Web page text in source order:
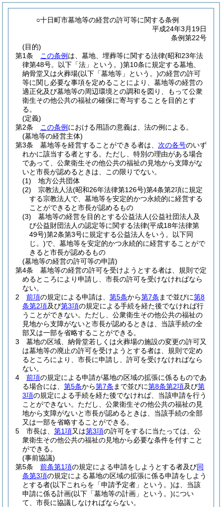
○十日町市墓地等の経営の許可等に関する条例
平成24年3月19日
条例第22号
(目的)
第1条
この条例 は、墓地、埋葬等に関する法律(昭和23年法
律第48号。以下「法」という。)第10条に規定する墓地、
納骨堂又は火葬場(以下「墓地等」という。)の経営の許可
等に関し必要な事項を定めることにより、墓地等の経営の
適正化及び墓地等の周辺環境との調和を図り、もって公衆
衛生その他公共の福祉の確保に寄与することを目的とす
る。
(定義)
第2条
この条例 における用語の意義は、法の例による。
(墓地等の経営主体)
第3条
墓地等を経営することができる者は、 次の各号のいず
れかに該当する者とする。 ただし、特別の理由がある場合
であって、公衆衛生その他公共の福祉の見地から支障がな
いと市長が認めるときは、この限りでない。
(1)
地方公共団体
(2)
宗教法人法(昭和26年法律第126号)第4条第2項に規定
する宗教法人で、墓地等を安定的かつ永続的に経営する
ことができると市長が認めるもの
(3)
墓地等の経営を目的とする公益法人(公益社団法人及
び公益財団法人の認定等に関する法律(平成18年法律第
49号)第2条第3号に規定する公益法人をいう。以下同
じ。)で、墓地等を安定的かつ永続的に経営することがで
きると市長が認めるもの
(墓地等の経営の許可等の申請)
第4条
墓地等の経営の許可を受けようとする者は、規則で定
めるところにより申請し、市長の許可を受けなければなら
ない。
2
前項の規定による申請は、 第5条から第7条 まで並びに第8
条第2項及び第3項の規定による手続を経た後でなければ行
うことができない。 ただし、公衆衛生その他公共の福祉の
見地から支障がないと市長が認めるときは、当該手続の全
部又は一部を省略することができる。
3
墓地の区域、納骨堂若しくは火葬場の施設の変更の許可又
は墓地等の廃止の許可を受けようとする者は、規則で定め
るところにより、市長に申請し、許可を受けなければなら
ない。
4
前項の規定による申請が墓地の区域の拡張に係るものであ
る場合には、 第5条から第7条 まで並びに第8条第2項及び第
3項の規定による手続を経た後でなければ、当該申請を行う
ことができない。 ただし、公衆衛生その他公共の福祉の見
地から支障がないと市長が認めるときは、当該手続の全部
又は一部を省略することができる。
5
市長は、 第1項又は第3項の許可をするに当たっては、公
衆衛生その他公共の福祉の見地から必要な条件を付すこと
ができる。
(事前協議)
第5条
前条第1項の規定による申請をしようとする者及び同
条第3項の規定による墓地の区域の拡張に係る申請をしよう
とする者(以下これらを「申請予定者」という。)は、当該
申請に係る計画(以下「墓地等の計画」という。)につい
て、市長に協議しなければならない。